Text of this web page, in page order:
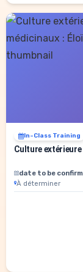
In-Class Training
Culture
date to be
À déterminer